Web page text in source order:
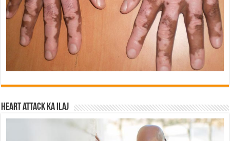
Heart attack ka ilaj